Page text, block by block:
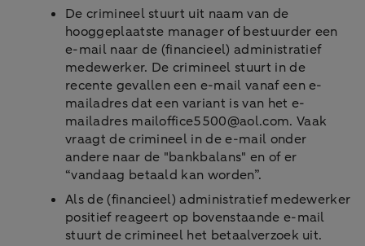
De crimineel stuurt uit naam van de
hooggeplaatste manager of bestuurder een
e-mail naar de (financieel) administratief
medewerker. De crimineel stuurt in de
recente gevallen een e-mail vanaf een e-
mailadres dat een variant is van het e-
mailadres mailoffice5500@aol.com. Vaak
vraagt de crimineel in de e-mail onder
andere naar de "bankbalans" en of er
“vandaag betaald kan worden”.
Als de (financieel) administratief medewerker
positief reageert op bovenstaande e-mail
stuurt de crimineel het betaalverzoek uit.